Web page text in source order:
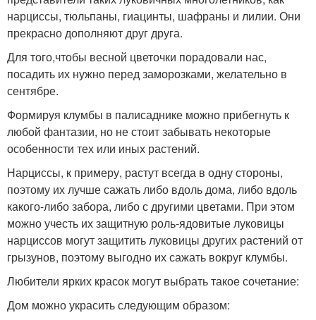
нарциссы, тюльпаны, гиацинты, шафраны и лилии. Они
прекрасно дополняют друг друга.
Для того,чтобы весной цветочки порадовали нас,
посадить их нужно перед заморозками, желательно в
сентябре.
Формируя клумбы в палисаднике можно прибегнуть к
любой фантазии, но не стоит забывать некоторые
особенности тех или иных растений.
Нарциссы, к примеру, растут всегда в одну стороны,
поэтому их лучше сажать либо вдоль дома, либо вдоль
какого-либо забора, либо с другими цветами. При этом
можно учесть их защитную роль-ядовитые луковицы
нарциссов могут защитить луковицы других растений от
грызунов, поэтому выгодно их сажать вокруг клумбы.
Любители ярких красок могут выбрать такое сочетание:
Дом можно украсить следующим образом: